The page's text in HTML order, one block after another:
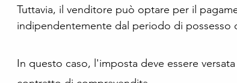
Tuttavia, il venditore può optare per il
indipendentemente dal periodo di possesso
In questo caso, l'imposta deve essere